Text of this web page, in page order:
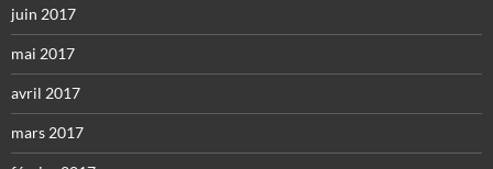
juin 2017
mai 2017
avril 2017
mars 2017